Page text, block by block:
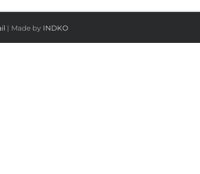
| Made by INDKO